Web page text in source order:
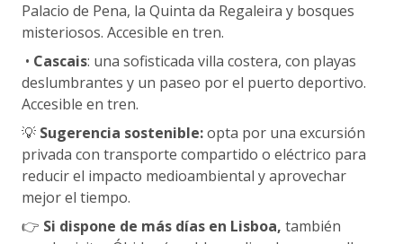
Palacio de Pena, la Quinta da Regaleira y bosques
misteriosos. Accesible en tren.
• Cascais: una sofisticada villa costera, con playas
deslumbrantes y un paseo por el puerto deportivo.
Accesible en tren.
💡 Sugerencia sostenible:opta por una excursión
privada con transporte compartido o eléctrico para
reducir el impacto medioambiental y aprovechar
mejor el tiempo.
👉 Si dispone de más días en Lisboa, también